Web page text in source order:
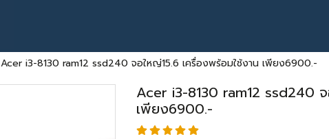
Acer i3-8130 ram12 ssd240 จอใหญ่15.6 เครื่องพร้อมใช้งาน เพียง6900.-
Acer i3-8130 ram12 ssd240
เพียง6900.-